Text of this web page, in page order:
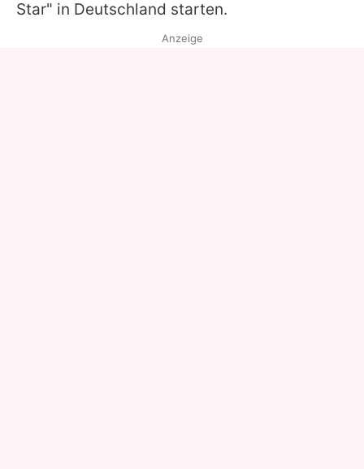
Star" in Deutschland starten.
Anzeige